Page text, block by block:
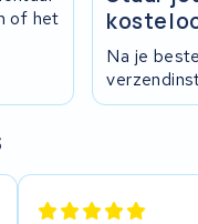
of het
Na je